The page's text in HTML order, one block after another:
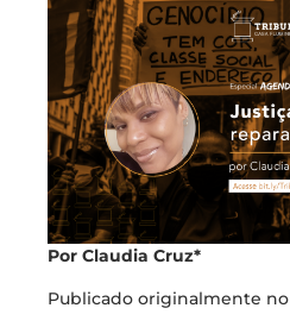
Por Claudia Cruz*
Publicado originalmente no